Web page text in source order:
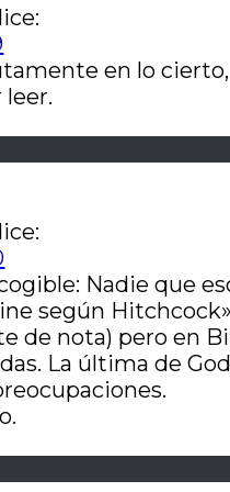
en lo
leer.
Nadie que
según
de nota) pero en
La última de